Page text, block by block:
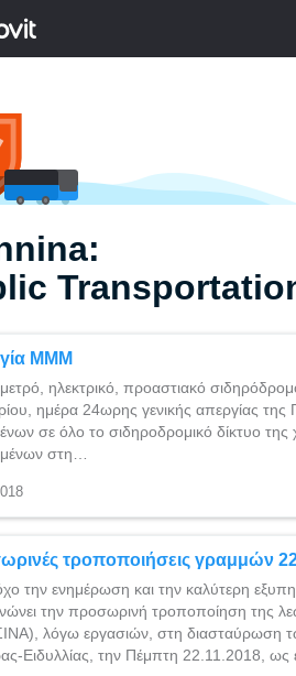
ΜΜΜ
ηλεκτρικό, προαστιακό
ημέρα 24ωρης γενικής απεργίας
σε όλο το σιδηροδρομικό δίκτυο
στη…
τροποποιήσεις γραμμών
την ενημέρωση και την καλύτερη
την προσωρινή τροποποίηση της
λόγω εργασιών, στη διασταύρωση
Ειδυλλίας, την Πέμπτη 22.11.2018, ως